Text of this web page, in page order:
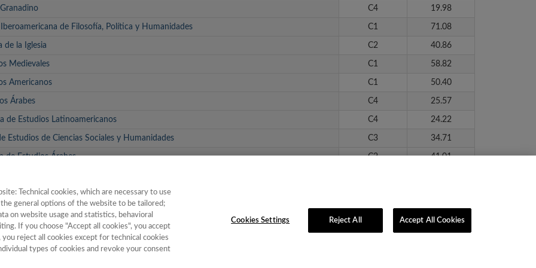
C4 19.98
de Filosofía, Política y Humanidades C1 71.08
de la Iglesia C2 40.86
Medievales C1 58.82
Americanos C1 50.40
Árabes C4 25.57
de Estudios Latinoamericanos C4 24.22
Estudios de Ciencias Sociales y Humanidades C3 34.71
de Estudios Árabes C2 41.01
do Brasil, Galicia e Portugal
Technical cookies, which are necessary to use
general options of the website to be tailored;
on website usage and statistics, behavioral
If you choose "Accept all cookies", you accept
reject all cookies except for technical cookies
types of cookies and revoke your consent
Cookies Settings Reject All Accept All Cookies